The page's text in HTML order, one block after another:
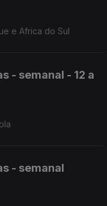
e Africa do Sul
- semanal - 12 a
- semanal